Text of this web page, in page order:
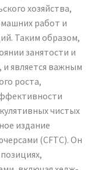
хозяйства,
работ и
Таким образом,
занятости и
является важным
роста,
чистых
издание
(CFTC). Он